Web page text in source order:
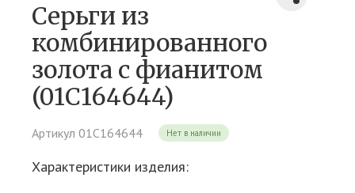
Серьги из
комбинированного
золота c фианитом
(01С164644)
Артикул 01С164644 Нет в наличии
Характеристики изделия: